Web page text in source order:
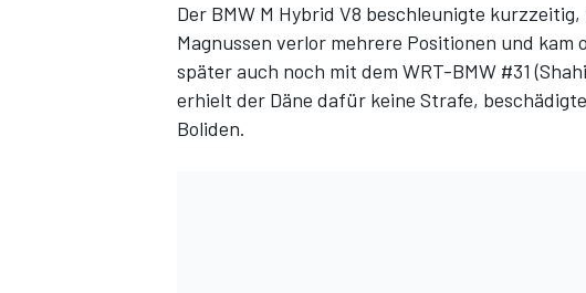
Der BMW M Hybrid V8 beschleunigte
Magnussen verlor mehrere Positionen und
später auch noch mit dem WRT-BMW #31
erhielt der Däne dafür keine Strafe,
Boliden.